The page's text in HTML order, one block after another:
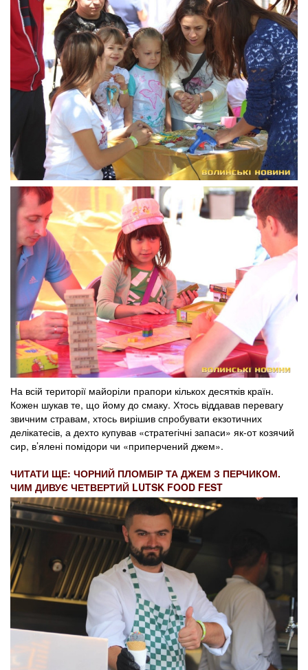
На всій території майоріли прапори кількох десятків країн.
Кожен шукав те, що йому до смаку. Хтось віддавав перевагу
звичним стравам, хтось вирішив спробувати екзотичних
делікатесів, а дехто купував «стратегічні запаси» як-от козячий
сир, в’ялені помідори чи «приперчений джем».
ЧИТАТИ ЩЕ: ЧОРНИЙ ПЛОМБІР ТА ДЖЕМ З ПЕРЧИКОМ.
ЧИМ ДИВУЄ ЧЕТВЕРТИЙ LUTSK FOOD FEST